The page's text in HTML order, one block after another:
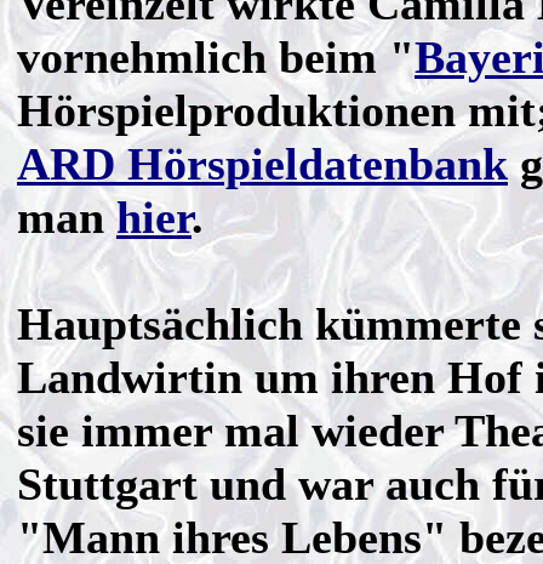
vornehmlich beim "
Hörspielproduktionen
ARD Hörspieldatenbank
manhier.
Hauptsächlich kümmerte
Landwirtin um ihren
sie immer mal wieder
Stuttgart und war auch
"Mann ihres Lebens"